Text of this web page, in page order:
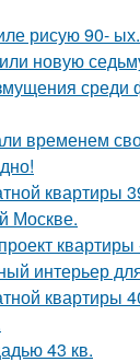
рисую 90- ых.
новую
среди
временем
квартиры
Москве.
квартиры
интерьер
квартиры
43 кв.